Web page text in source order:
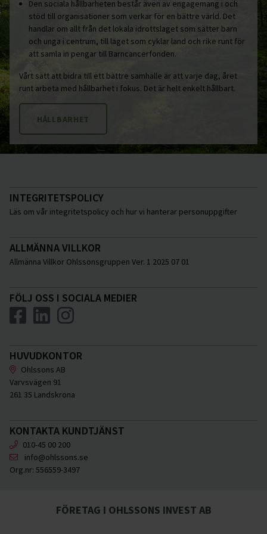
Den sociala hållbarheten består även av engagemang i och
stöd till organisationer som verkar för en bättre värld. Det
handlar om allt från det lokala idrottslaget som sätter barn
och unga i centrum, till laget som cyklar land och rike runt för
att samla in pengar till Barncancerfonden.
Vårt sätt att bidra till ett bättre samhälle är att varje dag, året
runt arbeta med hållbarhet i fokus. Det är helt enkelt hållbart.
HÅLLBARHET
INTEGRITETSPOLICY
Läs om vår integritetspolicy och hur vi hanterar personuppgifter
ALLMÄNNA VILLKOR
Allmänna Villkor Ohlssonsgruppen Ver. 1 2025 07 01
FÖLJ OSS I SOCIALA MEDIER
HUVUDKONTOR
Ohlssons AB
Varvsvägen 91
261 35 Landskrona
KONTAKTA KUNDTJÄNST
010-45 00 200
info@ohlssons.se
Org.nr: 556559-3497
FÖRETAG I OHLSSONS INVEST AB